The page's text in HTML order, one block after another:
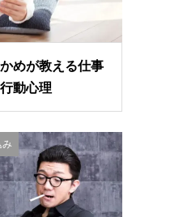
めが教える仕事
動心理
み